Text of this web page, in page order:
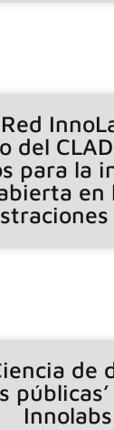
del
para la
en
de
Innolabs